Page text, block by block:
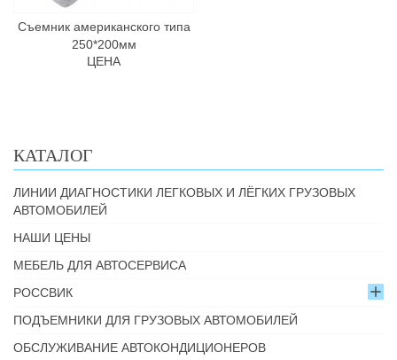
Съемник американского типа
250*200мм
ЦЕНА
КАТАЛОГ
ЛИНИИ ДИАГНОСТИКИ ЛЕГКОВЫХ И ЛЁГКИХ ГРУЗОВЫХ
АВТОМОБИЛЕЙ
НАШИ ЦЕНЫ
МЕБЕЛЬ ДЛЯ АВТОСЕРВИСА
РОССВИК
ПОДЪЕМНИКИ ДЛЯ ГРУЗОВЫХ АВТОМОБИЛЕЙ
ОБСЛУЖИВАНИЕ АВТОКОНДИЦИОНЕРОВ